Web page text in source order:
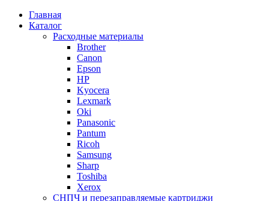
Главная
Каталог
Расходные материалы
Brother
Canon
Epson
HP
Kyocera
Lexmark
Oki
Panasonic
Pantum
Ricoh
Samsung
Sharp
Toshiba
Xerox
СНПЧ и перезаправляемые картриджи